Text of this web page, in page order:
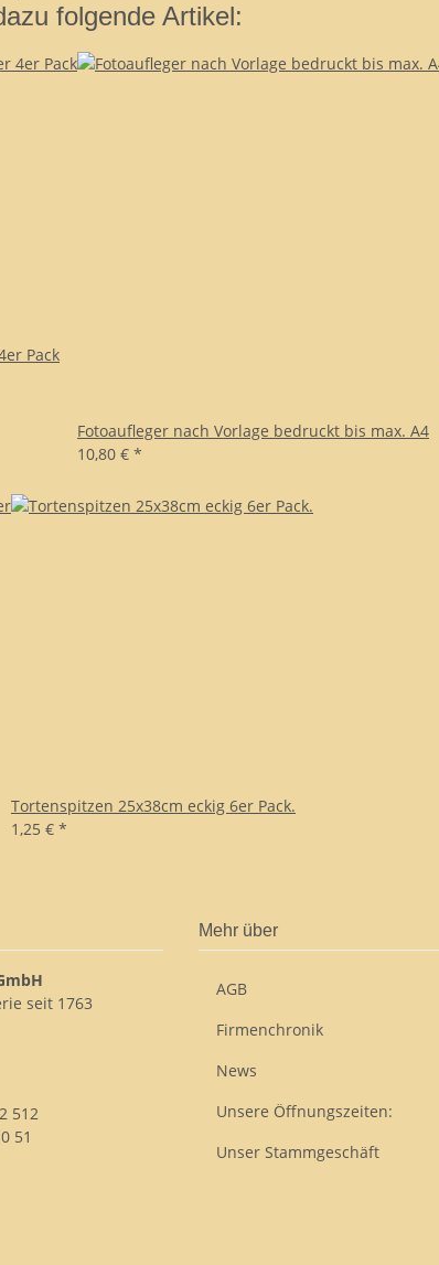
folgende Artikel:
Pack
Fotoaufleger nach Vorlage bedruckt bis max. A4
10,80 € *
Tortenspitzen 25x38cm eckig 6er Pack.
1,25 € *
seit 1763
512
51
Mehr über
AGB
Firmenchronik
News
Unsere Öffnungszeiten:
Unser Stammgeschäft